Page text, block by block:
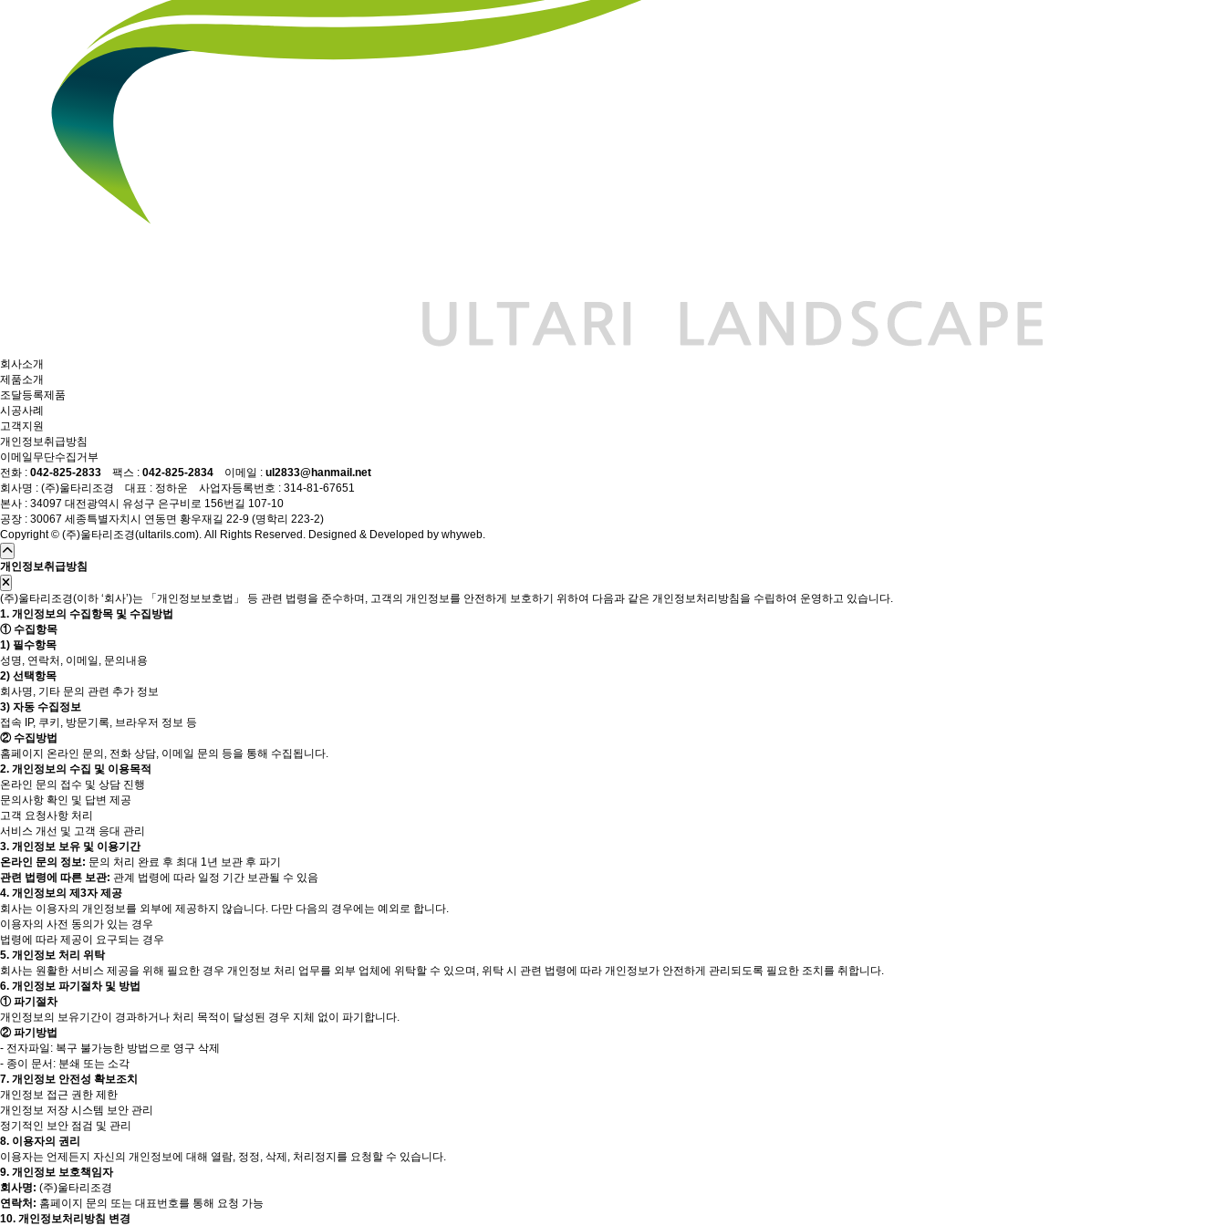
회사소개
제품소개
조달등록제품
시공사례
고객지원
개인정보취급방침
이메일무단수집거부
전화 : 042-825-2833 팩스 : 042-825-2834 이메일 : ul2833@hanmail.net
회사명 : (주)울타리조경 대표 : 정하운 사업자등록번호 : 314-81-67651
본사 : 34097 대전광역시 유성구 은구비로 156번길 107-10
공장 : 30067 세종특별자치시 연동면 황우재길 22-9 (명학리 223-2)
Copyright © (주)울타리조경(ultarils.com). All Rights Reserved. Designed & Developed by whyweb
개인정보취급방침
(주)울타리조경(이하 ‘회사’)는 「개인정보보호법」 등 관련 법령을 준수하며, 고객의 개인정보를 안전하게 보호하기 위하여 다음과 같은 개인정보처리방침을 수립하여 운영하고 있습니다.
1. 개인정보의 수집항목 및 수집방법
① 수집항목
1) 필수항목
성명, 연락처, 이메일, 문의내용
2) 선택항목
회사명, 기타 문의 관련 추가 정보
3) 자동 수집정보
접속 IP, 쿠키, 방문기록, 브라우저 정보 등
② 수집방법
홈페이지 온라인 문의, 전화 상담, 이메일 문의 등을 통해 수집됩니다.
2. 개인정보의 수집 및 이용목적
온라인 문의 접수 및 상담 진행
문의사항 확인 및 답변 제공
고객 요청사항 처리
서비스 개선 및 고객 응대 관리
3. 개인정보 보유 및 이용기간
온라인 문의 정보: 문의 처리 완료 후 최대 1년 보관 후 파기
관련 법령에 따른 보관: 관계 법령에 따라 일정 기간 보관될 수 있음
4. 개인정보의 제3자 제공
회사는 이용자의 개인정보를 외부에 제공하지 않습니다. 다만 다음의 경우에는 예외로 합니다.
이용자의 사전 동의가 있는 경우
법령에 따라 제공이 요구되는 경우
5. 개인정보 처리 위탁
회사는 원활한 서비스 제공을 위해 필요한 경우 개인정보 처리 업무를 외부 업체에 위탁할 수 있으며, 위탁 시 관련 법령에 따라 개인정보가 안전하게 관리되도록 필요한 조치를 취합니다.
6. 개인정보 파기절차 및 방법
① 파기절차
개인정보의 보유기간이 경과하거나 처리 목적이 달성된 경우 지체 없이 파기합니다.
② 파기방법
- 전자파일: 복구 불가능한 방법으로 영구 삭제
- 종이 문서: 분쇄 또는 소각
7. 개인정보 안전성 확보조치
개인정보 접근 권한 제한
개인정보 저장 시스템 보안 관리
정기적인 보안 점검 및 관리
8. 이용자의 권리
이용자는 언제든지 자신의 개인정보에 대해 열람, 정정, 삭제, 처리정지를 요청할 수 있습니다.
9. 개인정보 보호책임자
회사명: (주)울타리조경
연락처: 홈페이지 문의 또는 대표번호를 통해 요청 가능
10. 개인정보처리방침 변경